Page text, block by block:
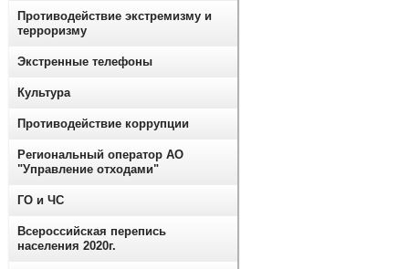
Противодействие экстремизму и
терроризму
Экстренные телефоны
Культура
Противодействие коррупции
Региональный оператор АО
"Управление отходами"
ГО и ЧС
Всероссийская перепись
населения 2020г.